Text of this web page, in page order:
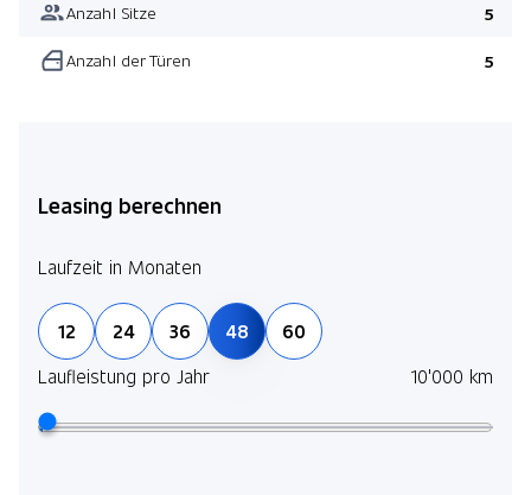
Lordosenstütze für Fahrer und Beifahrer
Innen- und Aussenspiegel automatisch abblendbar
Adaptive LED-Scheinwerfer
BMW Repair 4 Jahre/ 200'000 km
Live Cockpit Professional
Driving Assistant
Gestiksteuerung
Leder Vernasca
Anzahl Sitze 5
Anzahl der Türen 5
Leasing berechnen
Laufzeit in Monaten
12 24 36 48
60
Laufleistung pro Jahr
10'000 km